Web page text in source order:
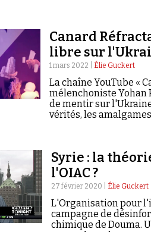
Canard
libre sur
1 mars 2022 | Élie Guckert
La chaîne YouTube «
mélenchoniste Yohan
de mentir sur
vérités, les
Syrie : la
l'OIAC ?
27 février 2020 | Élie Guckert
L'Organisation pour
campagne de
chimique de Douma.